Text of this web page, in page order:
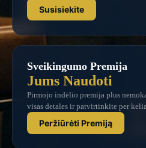
Susisiekite
Sveikingumo Premija
Jums Naudoti
Pirmojo indėlio premija plus
visas detales ir patvirtinkite per
Peržiūrėti Premiją